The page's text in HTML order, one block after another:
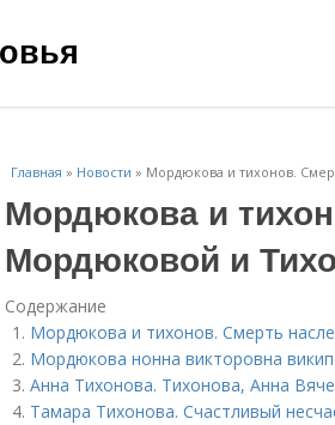
Главная » Новости » Мордюкова и тихонов.
Мордюкова и
Мордюковой и
Содержание
Мордюкова и тихонов. Смерть
Мордюкова нонна викторовна
Анна Тихонова. Тихонова, Анна
Тамара Тихонова. Счастливый